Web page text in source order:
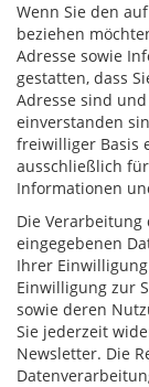
Wenn Sie den
beziehen
Adresse sowie
gestatten, dass
Adresse sind
einverstanden
freiwilliger Basis
ausschließlich
Informationen
Die
eingegebenen
Ihrer Einwilligung
Einwilligung zur
sowie deren
Sie jederzeit
Newsletter. Die